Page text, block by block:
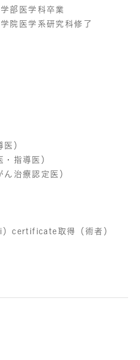
部医学科卒業
院医学系研究科修了
）
指導医）
治療認定医）
certificate取得（術者）